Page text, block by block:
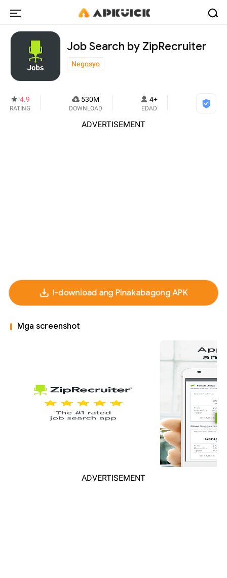
Job Search by ZipRecruiter
Negosyo
4.9
RATING
530M
DOWNLOAD
4+
EDAD
ADVERTISEMENT
I-download ang Pinakabagong APK
Mga screenshot
ADVERTISEMENT